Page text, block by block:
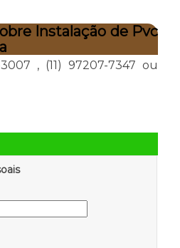
Instalação de Pvc
3007 , (11) 97207-7347 ou